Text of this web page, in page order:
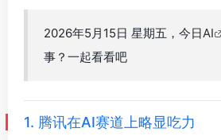
2026年5月15日 星期五，今日AI
事？一起看看吧
1. 腾讯在AI赛道上略显吃力